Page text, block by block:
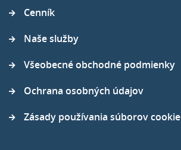
Cenník
Naše služby
Všeobecné obchodné podmienky
Ochrana osobných údajov
Zásady používania súborov cookie